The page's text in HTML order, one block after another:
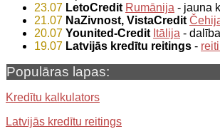
23.07 LetoCredit Rumānija - jauna
21.07 NaZivnost, VistaCredit
20.07 Younited-Credit Itālija -
19.07 Latvijās kredītu reitings -
Populāras lapas:
Kredītu kalkulators
Latvijās kredītu reitings